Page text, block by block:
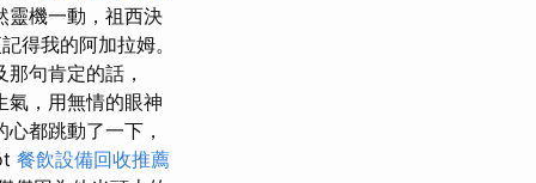
靈機一動，祖西決
得我的阿加拉姆。
句肯定的話，
氣，用無情的眼神
都跳動了一下，
餐飲設備回收推薦